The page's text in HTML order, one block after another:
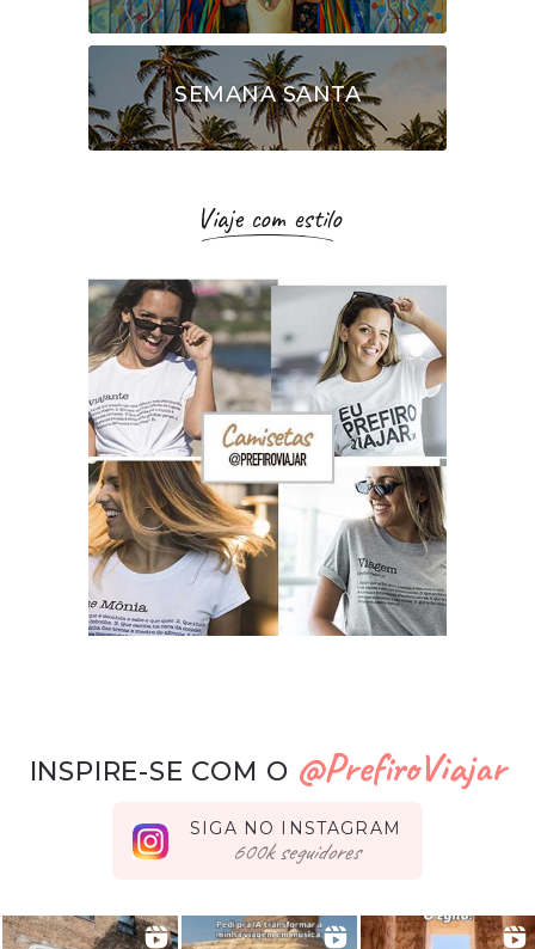
SEMANA SANTA
Viaje com estilo
INSPIRE-SE COM O @PrefiroViajar
SIGA NO INSTAGRAM
seguidores